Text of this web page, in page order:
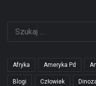
Afryka Ameryka Pd
Blogi Człowiek